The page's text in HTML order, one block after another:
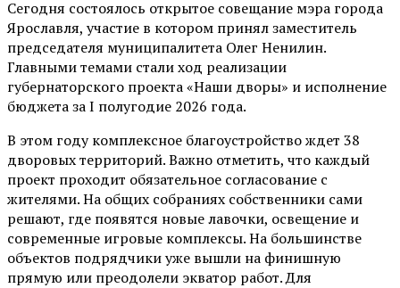
Сегодня состоялось открытое совещание мэра города
Ярославля, участие в котором принял заместитель
председателя муниципалитета Олег Ненилин.
Главными темами стали ход реализации
губернаторского проекта «Наши дворы» и исполнение
бюджета за I полугодие 2026 года.
В этом году комплексное благоустройство ждет 38
дворовых территорий. Важно отметить, что каждый
проект проходит обязательное согласование с
жителями. На общих собраниях собственники сами
решают, где появятся новые лавочки, освещение и
современные игровые комплексы. На большинстве
объектов подрядчики уже вышли на финишную
прямую или преодолели экватор работ. Для